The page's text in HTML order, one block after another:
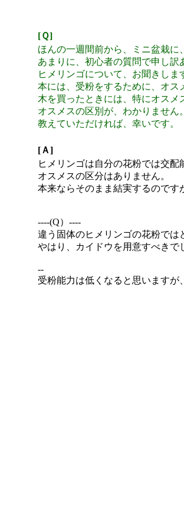
[Ｑ]
ほんの一週間前から、ミニ盆栽に
あまりに、初心者の質問で申し訳
ヒメリンゴについて、お聞きしま
本には、受粉をするために、オス
木を買ったときには、特にオスメ
オスメスの区別が、わかりません
教えていただければ、幸いです。
[Ａ]
ヒメリンゴは自分の花粉では交配
オスメスの区分はありません。
本来ならそのまま結実するのです
----(Q）----
違う固体のヒメリンゴの花粉で
やはり、カイドウを用意すべきで
--
受粉能力は低くなると思います